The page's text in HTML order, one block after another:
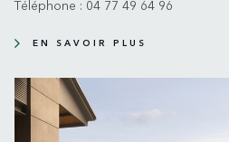
Téléphone : 04 77 49 64 96
EN SAVOIR PLUS